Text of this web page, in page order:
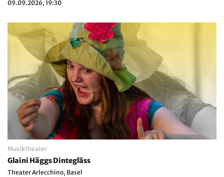
09.09.2026, 19:30
Musiktheater
Glaini Häggs Dintegläss
Theater Arlecchino, Basel